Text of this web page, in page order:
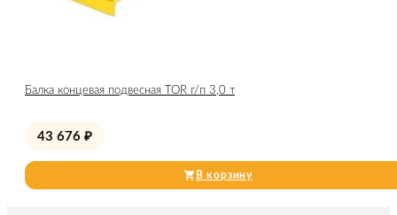
Балка концевая подвесная TOR г/п 3,0 т
43 676 ₽
В корзину